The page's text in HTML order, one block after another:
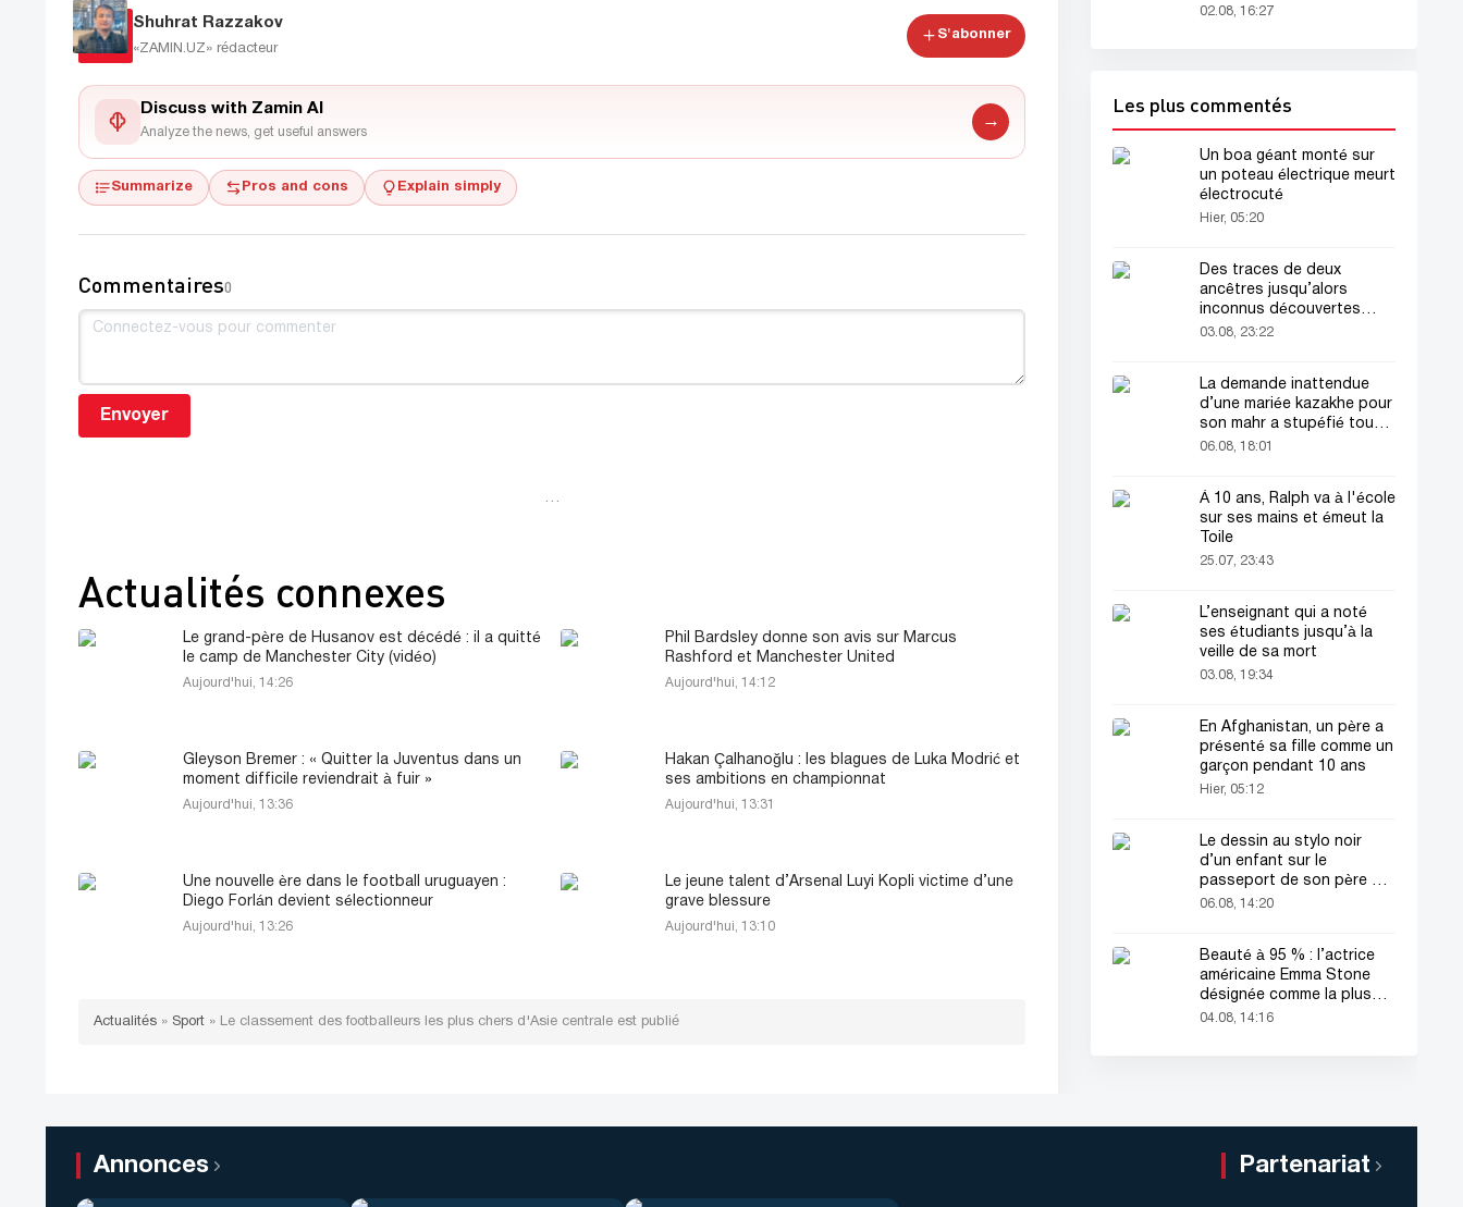
Shuhrat Razzakov
«ZAMIN.UZ» rédacteur
S'abonner
Discuss with Zamin AI
Analyze the news, get useful answers
→
Summarize Pros and cons Explain simply
Commentaires0
Envoyer
Actualités connexes
Le grand-père de Husanov est décédé : il a quitté
le camp de Manchester City (vidéo)
Aujourd'hui, 14:26
Phil Bardsley donne son avis sur Marcus
Rashford et Manchester United
Aujourd'hui, 14:12
Gleyson Bremer : « Quitter la Juventus dans un
moment difficile reviendrait à fuir »
Aujourd'hui, 13:36
Hakan Çalhanoğlu : les blagues de Luka Modrić et
ses ambitions en championnat
Aujourd'hui, 13:31
Une nouvelle ère dans le football uruguayen :
Diego Forlán devient sélectionneur
Aujourd'hui, 13:26
Le jeune talent d’Arsenal Luyi Kopli victime d’une
grave blessure
Aujourd'hui, 13:10
Actualités » Sport » Le classement des footballeurs les plus chers d'Asie centrale est publié
avant sa mort
02.08, 16:27
Les plus commentés
Un boa géant monté sur
un poteau électrique meurt
électrocuté
Hier, 05:20
Des traces de deux
ancêtres jusqu’alors
inconnus découvertes
dans l’ADN humain
03.08, 23:22
La demande inattendue
d’une mariée kazakhe pour
son mahr a stupéfié tout
le monde
06.08, 18:01
À 10 ans, Ralph va à l'école
sur ses mains et émeut la
Toile
25.07, 23:43
L’enseignant qui a noté
ses étudiants jusqu’à la
veille de sa mort
03.08, 19:34
En Afghanistan, un père a
présenté sa fille comme un
garçon pendant 10 ans
Hier, 05:12
Le dessin au stylo noir
d’un enfant sur le
passeport de son père a
attiré tous les regards
06.08, 14:20
Beauté à 95 % : l’actrice
américaine Emma Stone
désignée comme la plus
belle femme du monde !
04.08, 14:16
Annonces Partenariat